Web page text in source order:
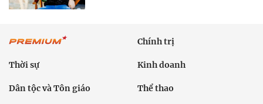
Chính trị
Thời sự Kinh doanh
Dân tộc và Tôn giáo Thể thao